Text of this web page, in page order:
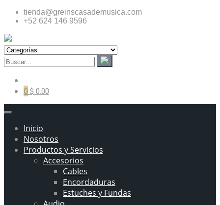
tienda@greinscasademusica.com
+52 624 146 9596
0 $ 0.00
Inicio
Nosotros
Productos y Servicios
Accesorios
Cables
Encordaduras
Estuches y Fundas